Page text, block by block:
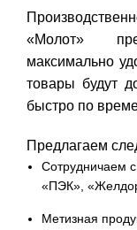
«Молот»
максимально
товары будут
быстро по
Предлагаем
Сотрудничаем
«ПЭК»,
Метизная